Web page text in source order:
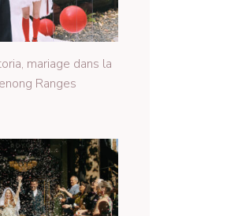
mariage dans la
Ranges